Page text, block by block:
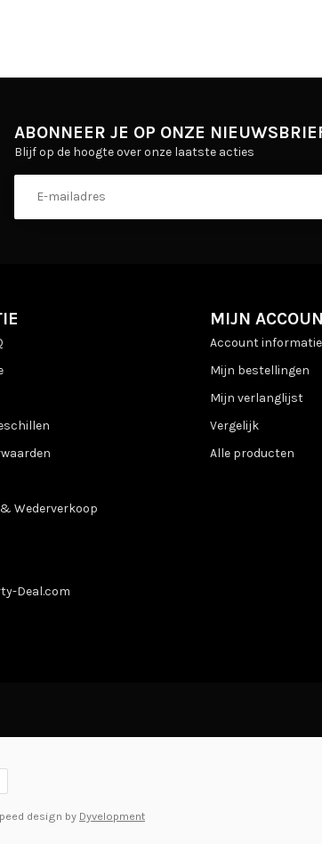
ABONNEER JE OP ONZE
Blijf op de hoogte over onze laatste acties
Wederverkoop
Deal.com
MIJN
Account informatie
Mijn bestellingen
Mijn verlanglijst
Vergelijk
Alle producten
design by Dyvelopment